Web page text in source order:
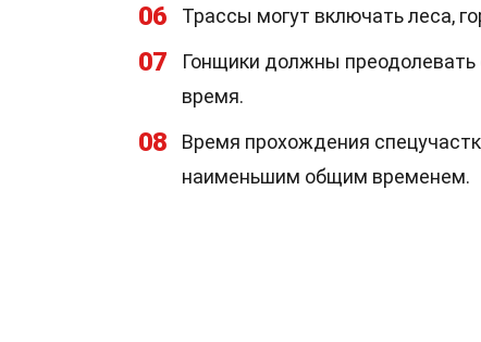
06 Трассы могут включать леса,
07
Гонщики должны
время.
08
Время прохождения
наименьшим общим временем.